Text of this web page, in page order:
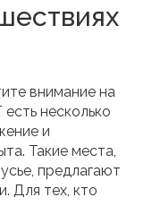
внимание на
несколько
и
Такие места,
предлагают
Для тех, кто